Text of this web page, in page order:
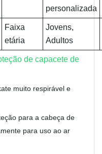
personalizada
Faixa
etária
Jovens,
Adultos
de capacete de
muito respirável e
para a cabeça de
para uso ao ar